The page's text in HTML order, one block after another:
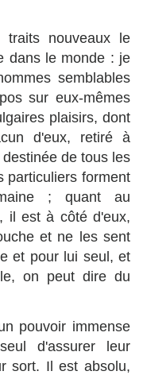
nouveaux le
dans le monde : je
semblables
sur eux-mêmes
plaisirs, dont
d'eux, retiré à
de tous les
particuliers forment
; quant au
il est à côté d'eux,
et ne les sent
et pour lui seul, et
on peut dire du
pouvoir immense
d'assurer leur
sort. Il est absolu,